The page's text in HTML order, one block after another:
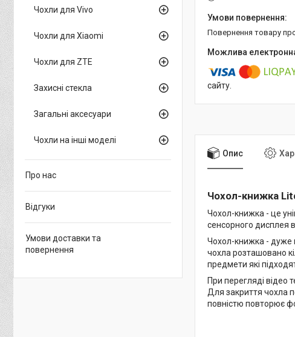
повернення товару
сайту.
Опис
Чохол-книжка
Чохол-книжка - це
сенсорного дисплея
Чохол-книжка - дуже
чохла розташовано
предмети які
При перегляді відео
Для закриття чохла
повністю повторює
Чохли для Vivo
Чохли для Xiaomi
Чохли для ZTE
Захисні стекла
Загальні аксесуари
Чохли на інші моделі
Про нас
Відгуки
Умови доставки та
повернення